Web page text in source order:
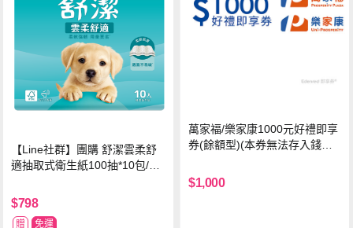
【Line社群】團購 舒潔雲柔舒
適抽取式衛生紙100抽*10包/6
$798
贈 免運
萬家福/樂家康1000元好禮即享
券(餘額型)(本券無法存入錢包
$1,000